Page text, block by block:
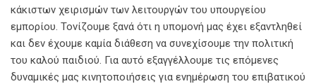
κάκιστων χειρισμών των λειτουργών του υπουργείου
εμπορίου. Τονίζουμε ξανά ότι η υπομονή μας έχει εξαντληθεί
και δεν έχουμε καμία διάθεση να συνεχίσουμε την πολιτική
του καλού παιδιού. Για αυτό εξαγγέλλουμε τις επόμενες
δυναμικές μας κινητοποιήσεις για ενημέρωση του επιβατικού